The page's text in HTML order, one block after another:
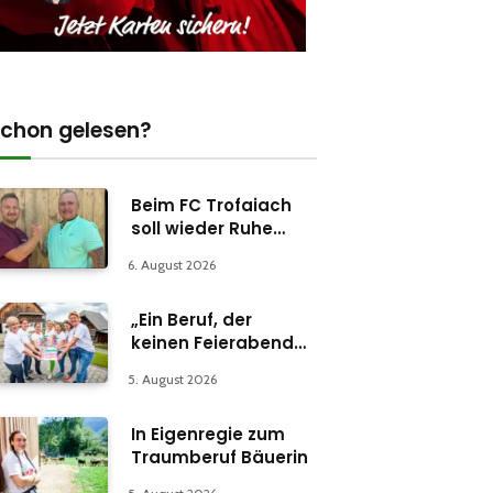
gelesen?
Beim FC Trofaiach
soll wieder Ruhe
6. August 2026
„Ein Beruf, der
keinen Feierabend
5. August 2026
In Eigenregie zum
Traumberuf Bäuerin